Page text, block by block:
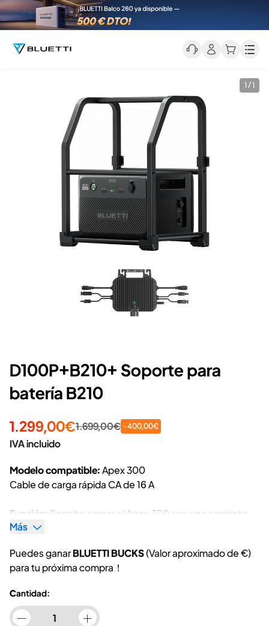
1 / 1
D100P+B210+ Soporte para
batería B210
1.299,00€1.699,00€ - 400,00€
IVA incluido
Modelo compatible:Apex 300
Cable de carga rápida CA de 16 A
Función: Permite cargar el Apex 300 con una corriente
máxima de 16 A a través de enchufes europeos.
Más
Puedes ganarBLUETTI BUCKS(Valor aproximado de€)
para tu próxima compra！
Cantidad: